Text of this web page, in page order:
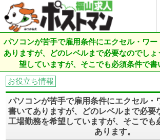
パソコンが苦手で雇用条件にエクセル・ワー
ありますが、どのレベルまで必要なのでし
望していますが、そこでも必須条件で書
お役立ち情報
パソコンが苦手で雇用条件にエクセル・
書いてありますが、どのレベルまで必要
工場勤務を希望していますが、そこでも
あります。